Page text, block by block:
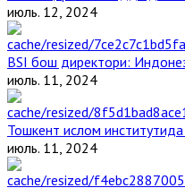
июль. 12, 2024
BSI бош директори:
июль. 11, 2024
Тошкент ислом
июль. 11, 2024